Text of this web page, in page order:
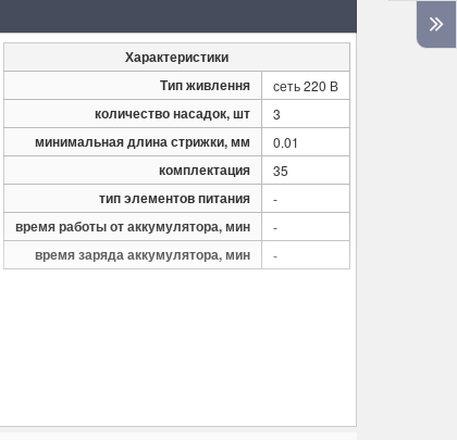
Характеристики
Тип живлення
сеть 220 В
количество насадок, шт 3
минимальная длина стрижки, мм 0.01
комплектация 35
тип элементов питания -
время работы от аккумулятора, мин -
время заряда аккумулятора, мин -